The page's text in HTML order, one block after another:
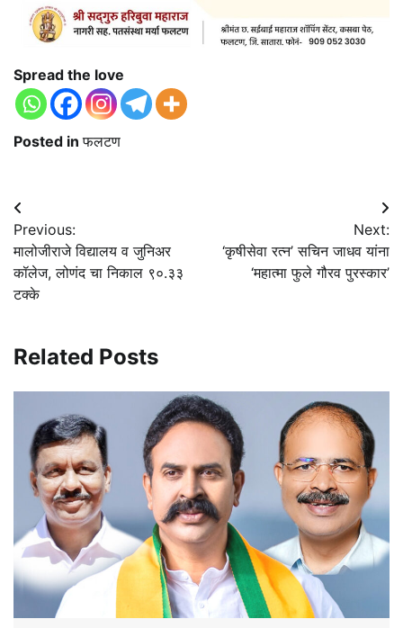
Spread the love
Posted inफलटण
Post
navigation
Previous:
मालोजीराजे विद्यालय व जुनिअर
कॉलेज, लोणंद चा निकाल ९०.३३
टक्के
Next:
‘कृषीसेवा रत्न’ सचिन जाधव यांना
‘महात्मा फुले गौरव पुरस्कार’
Related Posts